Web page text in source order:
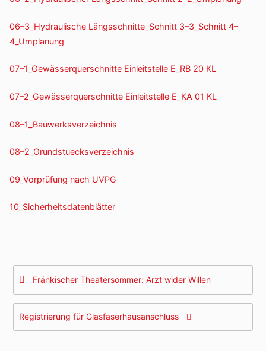
06–3_Hydraulische Längsschnitte_Schnitt 3–3_Schnitt 4–
4_Umplanung
07–1_Gewässerquerschnitte Einleit­stelle E_RB 20 KL
07–2_Gewässerquerschnitte Einleit­stelle E_KA 01 KL
08–1_Bauwerksverzeichnis
08–2_Grundstuecksverzeichnis
09_Vorprüfung nach UVPG
10_Sicherheitsdatenblätter
Beitragsnavigation
Fränkischer Theatersommer: Arzt wider Willen
Registrierung für Glasfaserhausanschluss